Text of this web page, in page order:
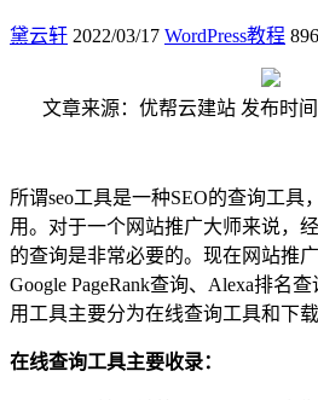
黛云轩 2022/03/17 WordPress教程 896
文章来源：优帮云建站 发布时间
所谓seo工具是一种SEO的查询工具
用。对于一个网站推广大师来说，
的查询是非常必要的。现在网站推
Google PageRank查询、Alexa排名
用工具主要分为在线查询工具和下
在线查询工具主要收录：